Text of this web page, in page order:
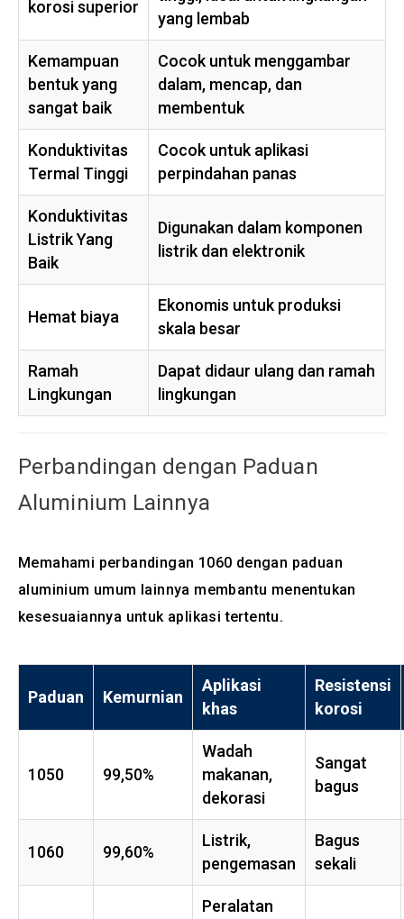
korosi superior
yang lembab
Kemampuan
bentuk yang
sangat baik
Cocok untuk menggambar
dalam, mencap, dan
membentuk
Konduktivitas
Termal Tinggi
Cocok untuk aplikasi
perpindahan panas
Konduktivitas
Listrik Yang
Baik
Digunakan dalam komponen
listrik dan elektronik
Hemat biaya
Ekonomis untuk produksi
skala besar
Ramah
Lingkungan
Dapat didaur ulang dan ramah
lingkungan
Perbandingan dengan Paduan
Aluminium Lainnya
Memahami perbandingan 1060 dengan paduan
aluminium umum lainnya membantu menentukan
kesesuaiannya untuk aplikasi tertentu.
Paduan Kemurnian
Aplikasi
khas
Resistensi
korosi
1050 99,50%
Wadah
makanan,
dekorasi
Sangat
bagus
1060 99,60%
Listrik,
pengemasan
Bagus
sekali
Peralatan